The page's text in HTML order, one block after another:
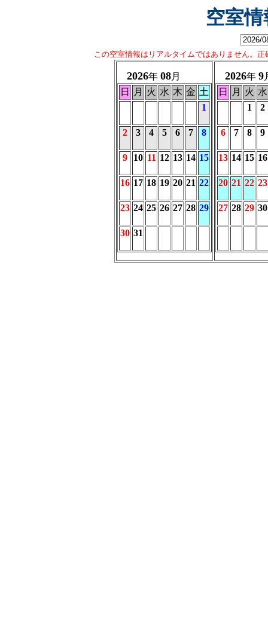
空室
この空室情報はリアルタイムではありません。
2026年 08月
日
月 火 水 木 金 土
1
2 3 4 5 6 7 8
9 10 11 12 13 14 15
16 17 18 19 20 21 22
23 24 25 26 27 28 29
30 31
2026年 9
日
月 火 水
1
2
6 7 8 9
13 14 15 16
20 21 22 23
27 28 29 30